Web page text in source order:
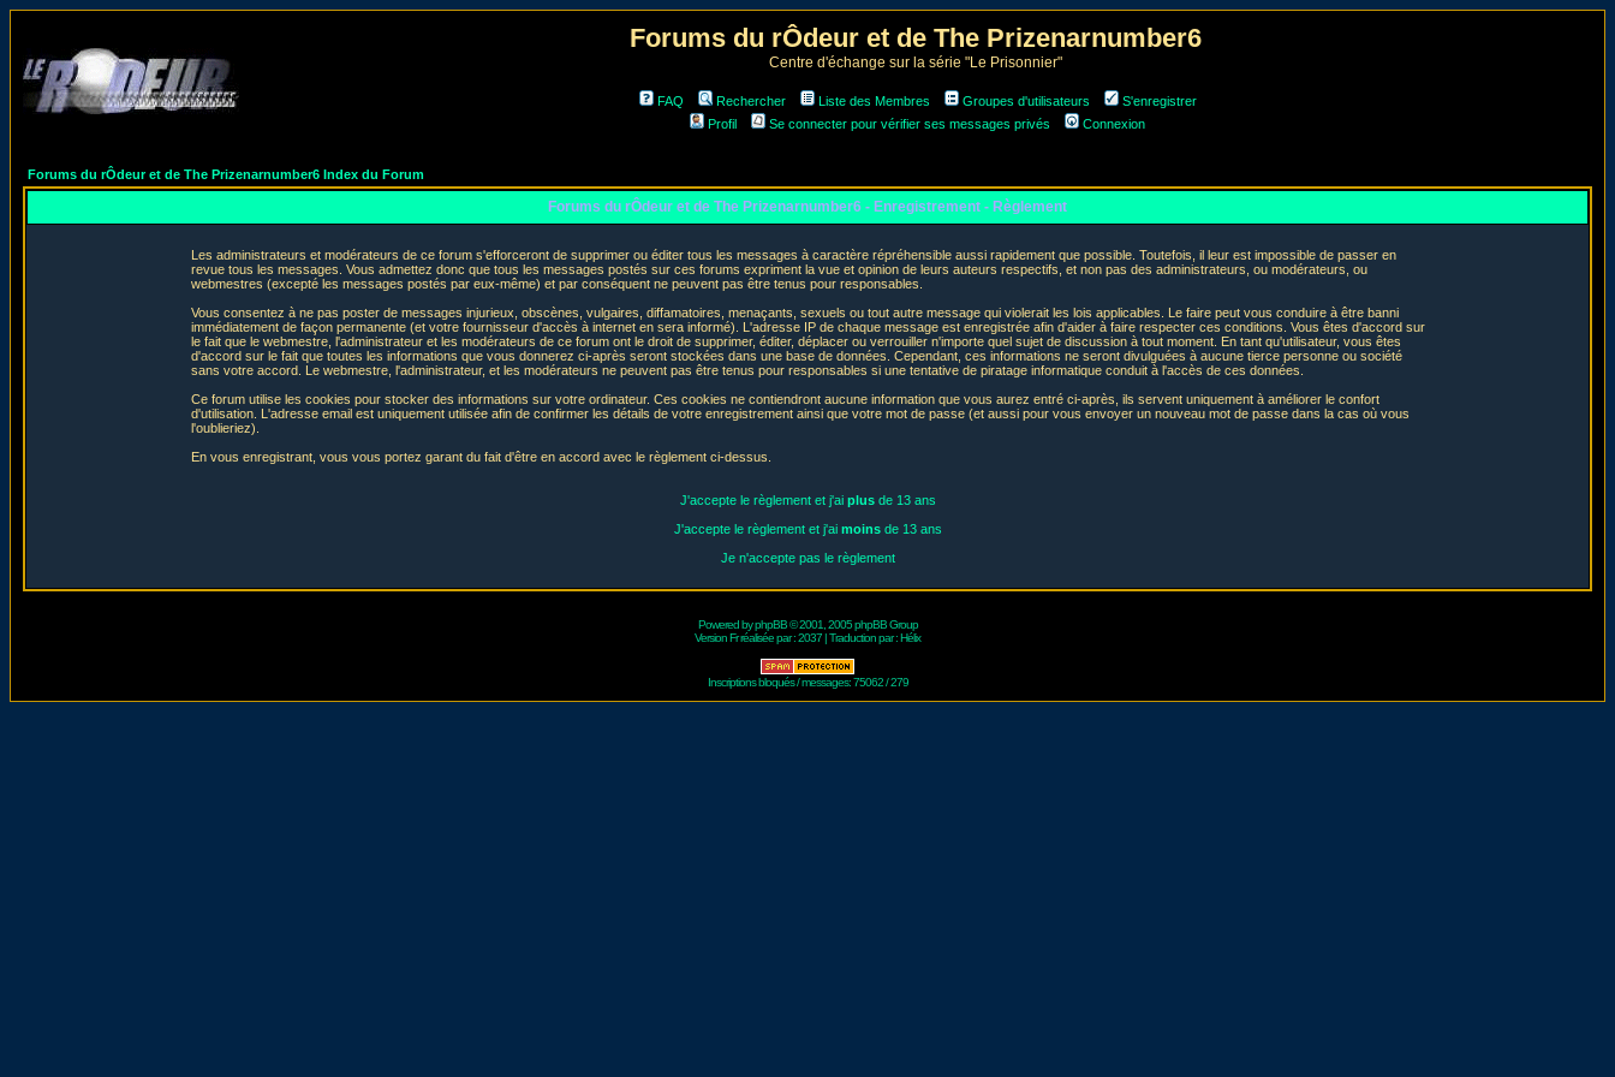
Forums du rÔdeur et de The Prizenarnumber6
Centre d'échange sur la série "Le Prisonnier"
FAQ Rechercher Liste des Membres Groupes d'utilisateurs
S'enregistrer
Profil
Se connecter pour vérifier ses messages privés Connexion
Forums du rÔdeur et de The Prizenarnumber6 Index du Forum
Forums du rÔdeur et de The Prizenarnumber6 - Enregistrement - Règlement
Les administrateurs et modérateurs de ce forum s'efforceront de supprimer ou éditer tous les messages à caractère répréhensible aussi rapidement que possible. Toutefois, il leur est impossible de passer en
revue tous les messages. Vous admettez donc que tous les messages postés sur ces forums expriment la vue et opinion de leurs auteurs respectifs, et non pas des administrateurs, ou modérateurs, ou
webmestres (excepté les messages postés par eux-même) et par conséquent ne peuvent pas être tenus pour responsables.
Vous consentez à ne pas poster de messages injurieux, obscènes, vulgaires, diffamatoires, menaçants, sexuels ou tout autre message qui violerait les lois applicables. Le faire peut vous conduire à être banni
immédiatement de façon permanente (et votre fournisseur d'accès à internet en sera informé). L'adresse IP de chaque message est enregistrée afin d'aider à faire respecter ces conditions. Vous êtes d'accord sur
le fait que le webmestre, l'administrateur et les modérateurs de ce forum ont le droit de supprimer, éditer, déplacer ou verrouiller n'importe quel sujet de discussion à tout moment. En tant qu'utilisateur, vous êtes
d'accord sur le fait que toutes les informations que vous donnerez ci-après seront stockées dans une base de données. Cependant, ces informations ne seront divulguées à aucune tierce personne ou société
sans votre accord. Le webmestre, l'administrateur, et les modérateurs ne peuvent pas être tenus pour responsables si une tentative de piratage informatique conduit à l'accès de ces données.
Ce forum utilise les cookies pour stocker des informations sur votre ordinateur. Ces cookies ne contiendront aucune information que vous aurez entré ci-après, ils servent uniquement à améliorer le confort
d'utilisation. L'adresse email est uniquement utilisée afin de confirmer les détails de votre enregistrement ainsi que votre mot de passe (et aussi pour vous envoyer un nouveau mot de passe dans la cas où vous
l'oublieriez).
En vous enregistrant, vous vous portez garant du fait d'être en accord avec le règlement ci-dessus.
J'accepte le règlement et j'ai plusde 13 ans
J'accepte le règlement et j'ai moinsde 13 ans
Je n'accepte pas le règlement
Powered byphpBB© 2001, 2005 phpBB Group
Version Fr réalisée par :2037 | Traduction par :Hélix
Inscriptions bloqués / messages: 75062 / 279